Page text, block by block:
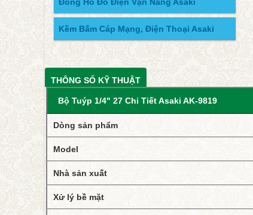
Kềm Bấm Cáp Mạng, Điện Thoại Asaki
THÔNG SỐ KỸ THUẬT
Bộ Tuýp 1/4" 27 Chi Tiết Asaki AK-9819
Dòng sản phẩm
Model
Nhà sản xuất
Xử lý bề mặt